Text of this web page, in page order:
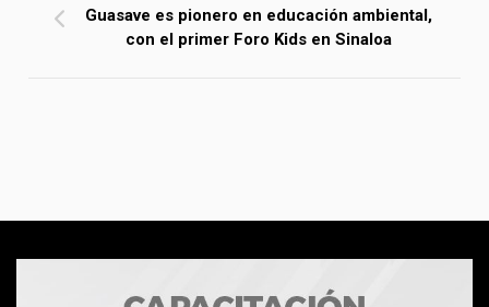
Guasave es pionero en educación ambiental,
con el primer Foro Kids en Sinaloa